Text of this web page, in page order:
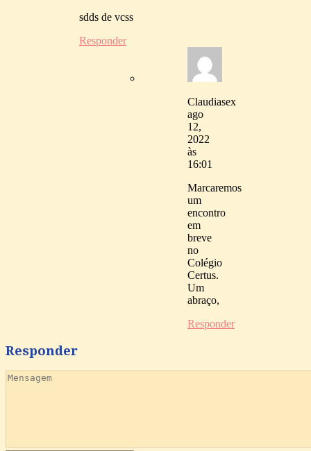
sdds de vcss
Responder
Claudiasex
ago
12,
2022
às
16:01
Marcaremos
um
encontro
em
breve
no
Colégio
Certus.
Um
abraço,
Responder
Responder